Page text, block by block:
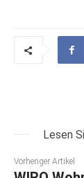
Lesen
Vorheriger Artikel